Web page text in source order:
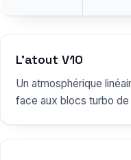
L’atout V10
Un atmosphérique
face aux blocs turbo de